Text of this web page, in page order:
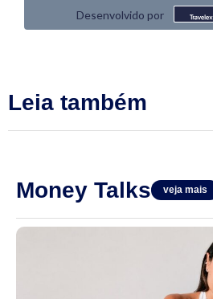
Leia também
Money Talks veja mais